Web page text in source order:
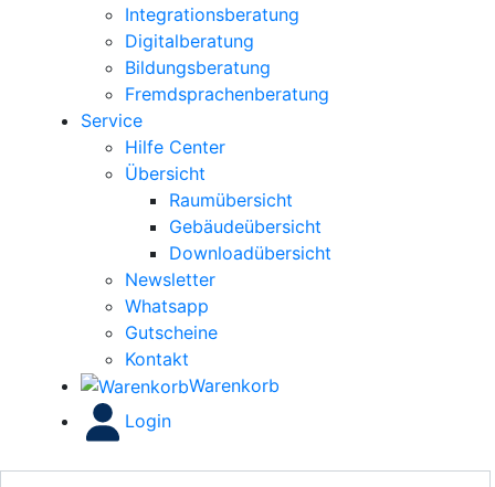
Integrationsberatung
Digitalberatung
Bildungsberatung
Fremdsprachenberatung
Service
Hilfe Center
Übersicht
Raumübersicht
Gebäudeübersicht
Downloadübersicht
Newsletter
Whatsapp
Gutscheine
Kontakt
Warenkorb
Login